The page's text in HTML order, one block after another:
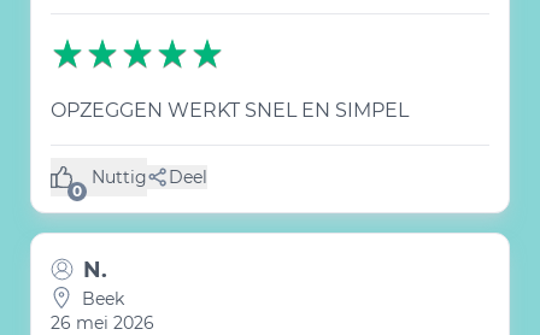
OPZEGGEN WERKT SNEL EN SIMPEL
0
Nuttig
(0 like) Deel
N.
Beek
26 mei 2026